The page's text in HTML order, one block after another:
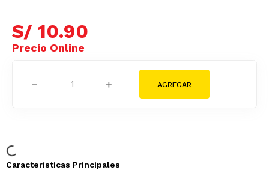
S/ 10.90
＋
－
Características Principales